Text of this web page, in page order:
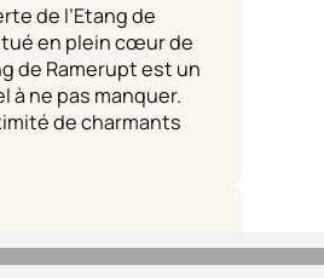
de l’Etang de
en plein cœur de
de Ramerupt est un
à ne pas manquer.
de charmants